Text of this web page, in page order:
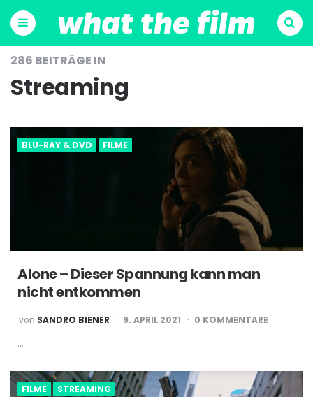
Menu
Suchen
286 BEITRÄGE IN
Streaming
BLU-RAY & DVD FILME
Alone – Dieser Spannung kann man
nicht entkommen
POSTED
BY
von SANDRO BIENER 9. APRIL 2021 0 KOMMENTARE
…
FILME STREAMING